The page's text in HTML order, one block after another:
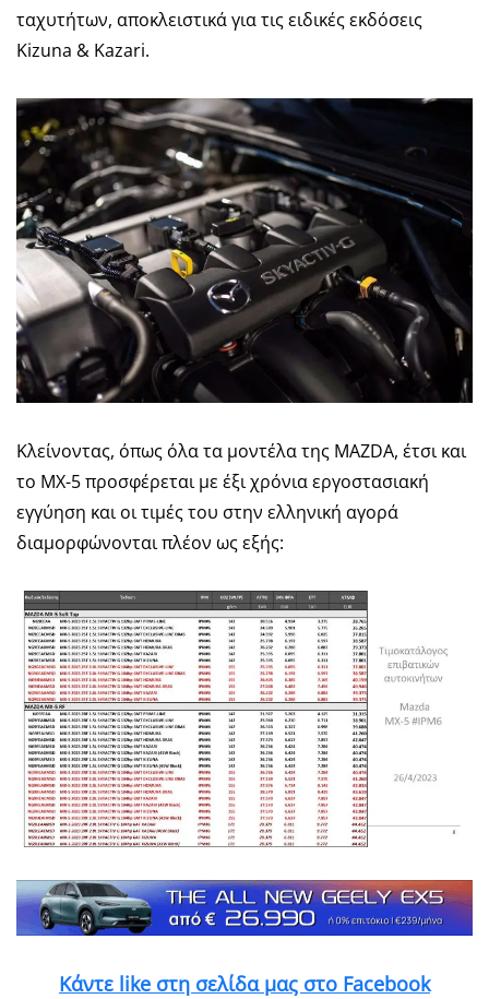
ταχυτήτων, αποκλειστικά για τις ειδικές εκδόσεις
Kizuna & Kazari.
Κλείνοντας, όπως όλα τα μοντέλα της MAZDA, έτσι και
το MX-5 προσφέρεται με έξι χρόνια εργοστασιακή
εγγύηση και οι τιμές του στην ελληνική αγορά
διαμορφώνονται πλέον ως εξής:
Κάντε like στη σελίδα μας στο Facebook